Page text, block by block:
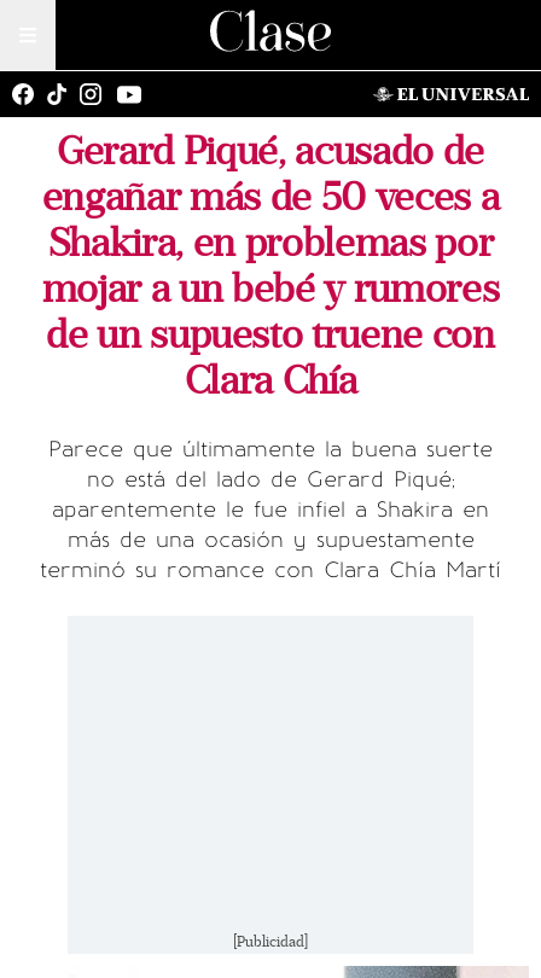
Gerard Piqué, acusado de
engañar más de 50 veces a
Shakira, en problemas por
mojar a un bebé y rumores
de un supuesto truene con
Clara Chía
Parece que últimamente la buena suerte
no está del lado de Gerard Piqué;
aparentemente le fue infiel a Shakira en
más de una ocasión y supuestamente
terminó su romance con Clara Chía Martí
[Publicidad]